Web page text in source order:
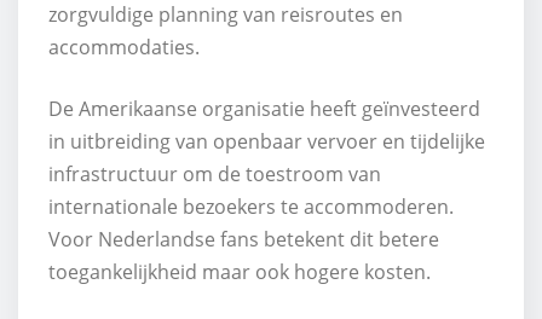
zorgvuldige planning van reisroutes en
accommodaties.
De Amerikaanse organisatie heeft geïnvesteerd
in uitbreiding van openbaar vervoer en tijdelijke
infrastructuur om de toestroom van
internationale bezoekers te accommoderen.
Voor Nederlandse fans betekent dit betere
toegankelijkheid maar ook hogere kosten.